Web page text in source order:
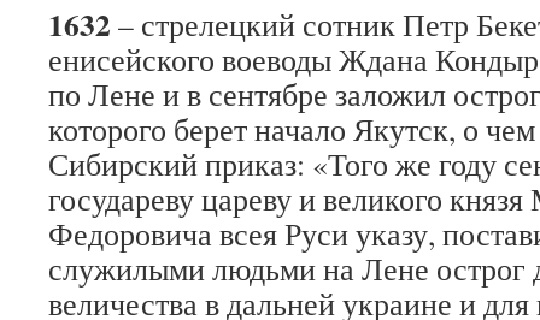
1632 – стрелецкий сотник Петр
енисейского воеводы Ждана
по Лене и в сентябре заложил
которого берет начало Якутск, о
Сибирский приказ: «Того же году
государеву цареву и великого
Федоровича всея Руси указу,
служилыми людьми на Лене острог
величества в дальней украине и для